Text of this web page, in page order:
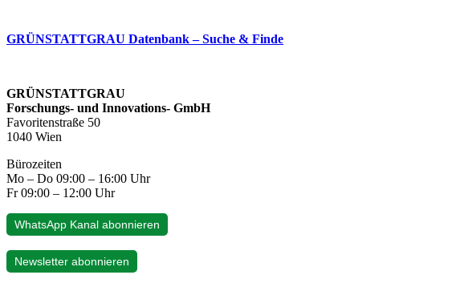
GRÜNSTATTGRAU Datenbank – Suche & Finde
GRÜNSTATTGRAU
Forschungs- und Innovations- GmbH
Favoritenstraße 50
1040 Wien
Bürozeiten
Mo – Do 09:00 – 16:00 Uhr
Fr 09:00 – 12:00 Uhr
WhatsApp Kanal abonnieren
Newsletter abonnieren